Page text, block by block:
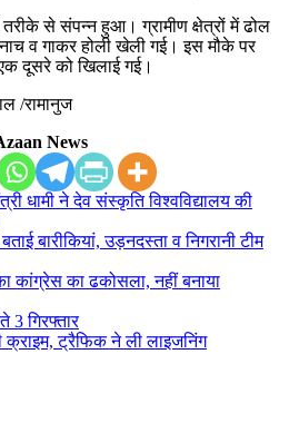
तरीके से संपन्न हुआ। ग्रामीण क्षेत्रों में ढोल
नाच व गाकर होली खेली गई। इस मौके पर
दूसरे को खिलाई गई।
/रामानुज
News
धामी ने देव संस्कृति विश्वविद्यालय की
बारीकियां, उड़नदस्ता व निगरानी टीम
कांग्रेस का ढकोसला, नहीं बनाया
गिरफ्तार
क्राइम, ट्रैफिक ने ली लाइजनिंग